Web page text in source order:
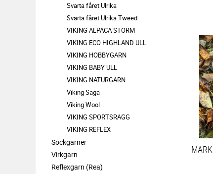
Svarta fåret Ulrika
Svarta fåret Ulrika Tweed
VIKING ALPACA STORM
VIKING ECO HIGHLAND ULL
VIKING HOBBYGARN
VIKING BABY ULL
VIKING NATURGARN
Viking Saga
Viking Wool
VIKING SPORTSRAGG
VIKING REFLEX
Sockgarner
Virkgarn
Reflexgarn (Rea)